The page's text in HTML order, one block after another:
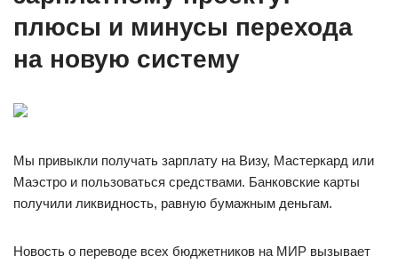
плюсы и минусы перехода
на новую систему
Мы привыкли получать зарплату на Визу, Мастеркард или
Маэстро и пользоваться средствами. Банковские карты
получили ликвидность, равную бумажным деньгам.
Новость о переводе всех бюджетников на МИР вызывает